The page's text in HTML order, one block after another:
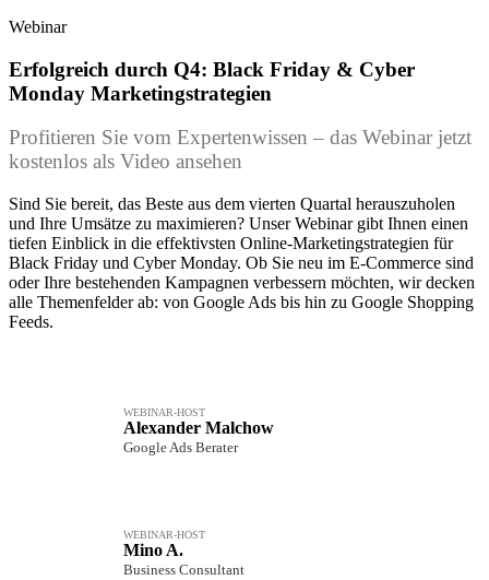
Webinar
Erfolgreich durch Q4: Black Friday & Cyber
Monday Marketingstrategien
Profitieren Sie vom Expertenwissen – das Webinar jetzt
kostenlos als Video ansehen
Sind Sie bereit, das Beste aus dem vierten Quartal herauszuholen
und Ihre Umsätze zu maximieren? Unser Webinar gibt Ihnen einen
tiefen Einblick in die effektivsten Online-Marketingstrategien für
Black Friday und Cyber Monday. Ob Sie neu im E-Commerce sind
oder Ihre bestehenden Kampagnen verbessern möchten, wir decken
alle Themenfelder ab: von Google Ads bis hin zu Google Shopping
Feeds.
WEBINAR-HOST
Alexander Malchow
Google Ads Berater
WEBINAR-HOST
Mino A.
Business Consultant